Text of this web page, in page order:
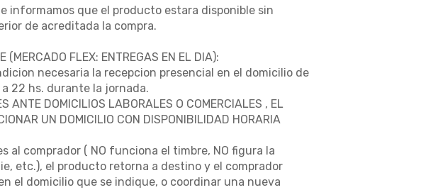
informamos que el producto estara disponible sin
de acreditada la compra.
(MERCADO FLEX: ENTREGAS EN EL DIA):
necesaria la recepcion presencial en el domicilio de
22 hs. durante la jornada.
ANTE DOMICILIOS LABORALES O COMERCIALES , EL
UN DOMICILIO CON DISPONIBILIDAD HORARIA
al comprador ( NO funciona el timbre, NO figura la
etc.), el producto retorna a destino y el comprador
el domicilio que se indique, o coordinar una nueva